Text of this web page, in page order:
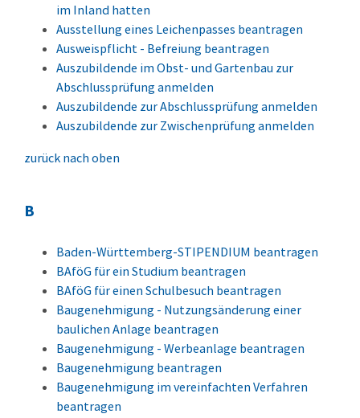
im Inland hatten
Ausstellung eines Leichenpasses beantragen
Ausweispflicht - Befreiung beantragen
Auszubildende im Obst- und Gartenbau zur
Abschlussprüfung anmelden
Auszubildende zur Abschlussprüfung anmelden
Auszubildende zur Zwischenprüfung anmelden
zurück nach oben
B
Baden-Württemberg-STIPENDIUM beantragen
BAföG für ein Studium beantragen
BAföG für einen Schulbesuch beantragen
Baugenehmigung - Nutzungsänderung einer
baulichen Anlage beantragen
Baugenehmigung - Werbeanlage beantragen
Baugenehmigung beantragen
Baugenehmigung im vereinfachten Verfahren
beantragen